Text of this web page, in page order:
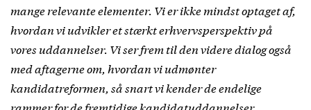
mange relevante elementer. Vi er ikke mindst optaget af,
hvordan vi udvikler et stærkt erhvervsperspektiv på
vores uddannelser. Vi ser frem til den videre dialog også
med aftagerne om, hvordan vi udmønter
kandidatreformen, så snart vi kender de endelige